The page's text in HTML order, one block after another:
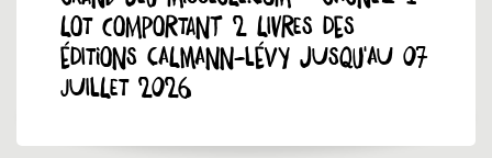
lot comportant 2 livres des
éditions Calmann-Lévy jusqu'au 07
juillet 2026